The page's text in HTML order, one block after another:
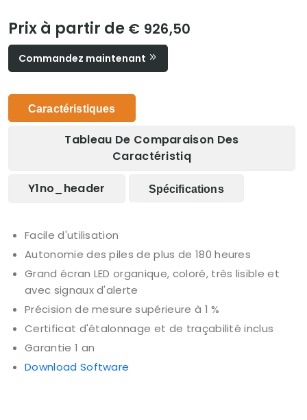
Prix à partir de € 926,50
Commandez maintenant
Caractéristiques
Tableau De Comparaison Des
Caractéristiq
Y1no_header Spécifications
Facile d'utilisation
Autonomie des piles de plus de 180 heures
Grand écran LED organique, coloré, très lisible et
avec signaux d'alerte
Précision de mesure supérieure à 1 %
Certificat d'étalonnage et de traçabilité inclus
Garantie 1 an
Download Software